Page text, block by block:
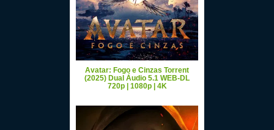
Avatar: Fogo e Cinzas Torrent
(2025) Dual Áudio 5.1 WEB-DL
720p | 1080p | 4K